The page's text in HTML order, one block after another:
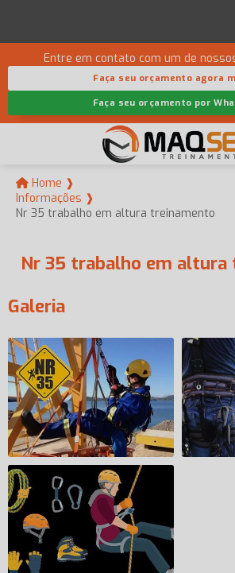
Entre em contato com um de
Faça seu orçamento agora
Faça seu orçamento por
Home ❱
Informações ❱
Nr 35 trabalho em altura treinamento
Nr 35 trabalho em altura
Galeria